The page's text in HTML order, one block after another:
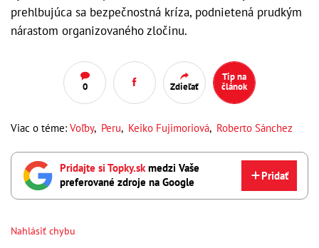
prehlbujúca sa bezpečnostná kríza, podnietená prudkým
nárastom organizovaného zločinu.
0 Zdieľať
Tip na
článok
Viac o téme: Voľby, Peru, Keiko Fujimoriová, Roberto Sánchez
Pridajte si Topky.skmedzi Vaše
preferované zdroje na Google
Pridať
Nahlásiť chybu